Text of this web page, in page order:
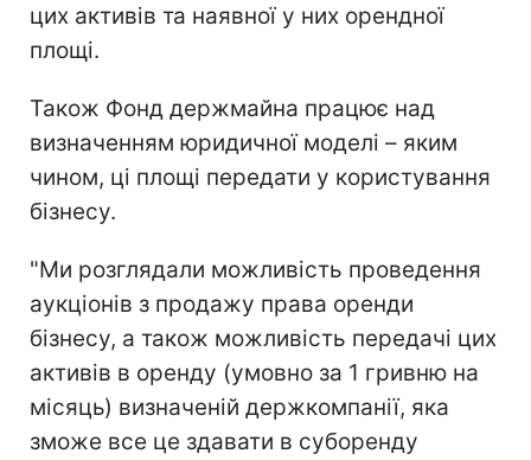
цих активів та наявної у них орендної
площі.
Також Фонд держмайна працює над
визначенням юридичної моделі – яким
чином, ці площі передати у користування
бізнесу.
"Ми розглядали можливість проведення
аукціонів з продажу права оренди
бізнесу, а також можливість передачі цих
активів в оренду (умовно за 1 гривню на
місяць) визначеній держкомпанії, яка
зможе все це здавати в суборенду